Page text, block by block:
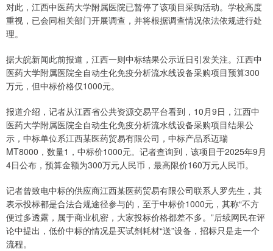
对此，江西中医药大学附属医院已暂停了该项目采购活动。学校高度
重视，已会同相关部门开展调查，并将根据调查情况依法依规进行处
理。
据大皖新闻此前报道，江西一则中标结果公示近日引发关注。江西中
医药大学附属医院全自动生化免疫分析流水线设备采购项目预算300
万元，但中标价格仅1000元。
报道介绍，记者从江西省公共资源交易平台看到，10月9日，江西中
医药大学附属医院全自动生化免疫分析流水线设备采购项目结果公
示，中标单位系江西某医药贸易有限公司，中标产品系迈瑞
MT8000，数量1，中标价1000元。记者查询到，该项目于2025年9月
4日公布，预算金额为300万元人民币，最高限价160万元人民币。
记者曾致电中标的供应商江西某医药贸易有限公司联系人罗先生，其
表示投标都是合法合规途径参与的，至于中标价1000元，其称“不方
便过多透露，属于商业机密，大家投标价格都差不多。”后续网民在评
论中提出，低价中标的情况是买试剂耗材“送”设备，招标只是走一个
流程。